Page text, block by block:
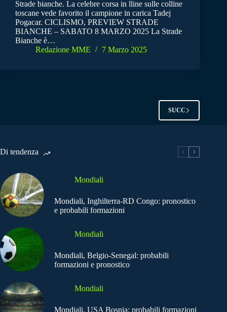
Strade bianche. La celebre corsa in lline sulle colline
toscane vede favorito il campione in carica Tadej
Pogacar. CICLISMO, PREVIEW STRADE
BIANCHE – SABATO 8 MARZO 2025 La Strade
Bianche è…
Redazione MME
7 Marzo 2025
SUCC
Di tendenza
Mondiali
Mondiali, Inghilterra-RD Congo: pronostico
e probabili formazioni
Mondiali
Mondiali, Belgio-Senegal: probabili
formazioni e pronostico
Mondiali
Mondiali, USA Bosnia: probabili formazioni